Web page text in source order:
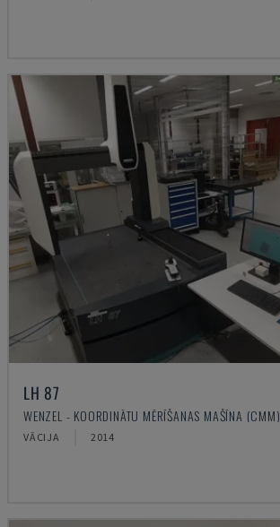
LH 87
WENZEL - KOORDINĀTU MĒRĪŠANAS MAŠĪNA (CMM)
VĀCIJA 2014